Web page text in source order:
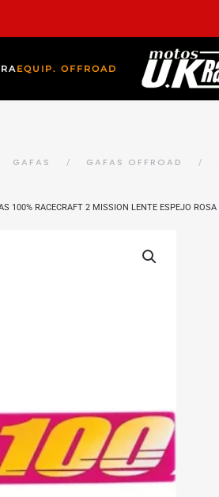
EQUIP. OFFROAD
GAFAS GAFAS OFFROAD
100% RACECRAFT 2 MISSION LENTE ESPEJO ROSA